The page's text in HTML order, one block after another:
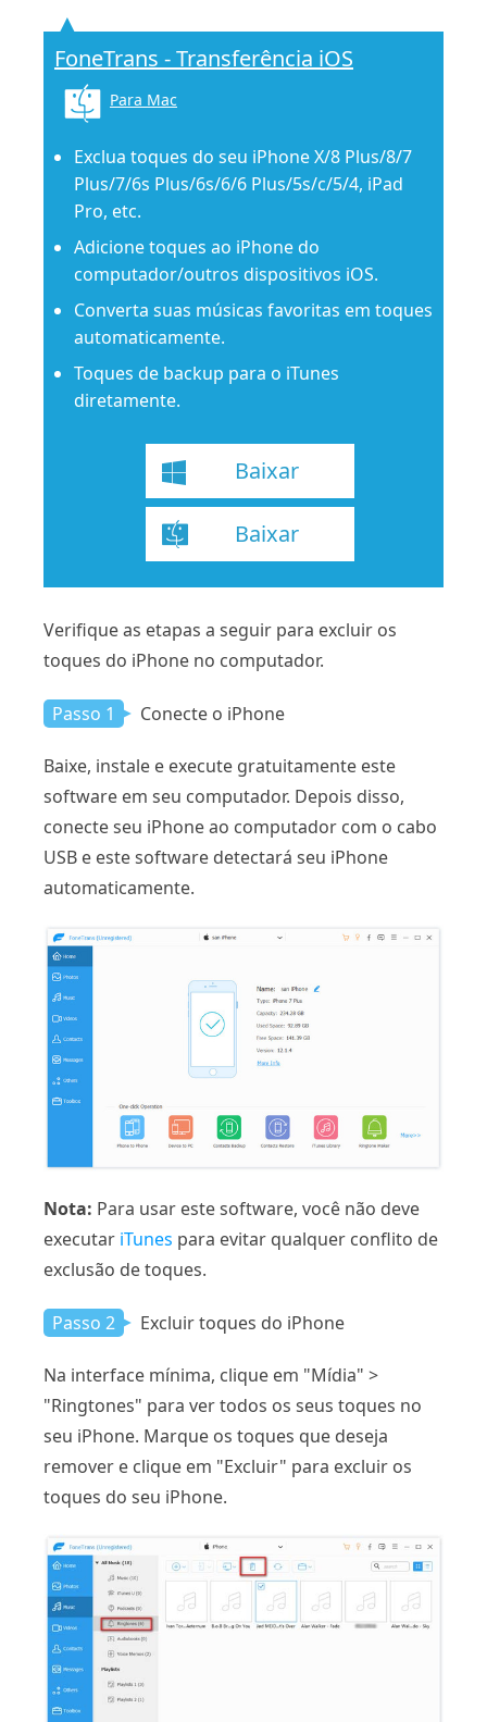
FoneTrans - Transferência iOS
Para Mac
Exclua toques do seu iPhone X/8 Plus/8/7
Plus/7/6s Plus/6s/6/6 Plus/5s/c/5/4, iPad
Pro, etc.
Adicione toques ao iPhone do
computador/outros dispositivos iOS.
Converta suas músicas favoritas em toques
automaticamente.
Toques de backup para o iTunes
diretamente.
Baixar
Baixar
Verifique as etapas a seguir para excluir os
toques do iPhone no computador.
Passo 1 Conecte o iPhone
Baixe, instale e execute gratuitamente este
software em seu computador. Depois disso,
conecte seu iPhone ao computador com o cabo
USB e este software detectará seu iPhone
automaticamente.
Nota: Para usar este software, você não deve
executar iTunes para evitar qualquer conflito de
exclusão de toques.
Passo 2 Excluir toques do iPhone
Na interface mínima, clique em "Mídia" >
"Ringtones" para ver todos os seus toques no
seu iPhone. Marque os toques que deseja
remover e clique em "Excluir" para excluir os
toques do seu iPhone.